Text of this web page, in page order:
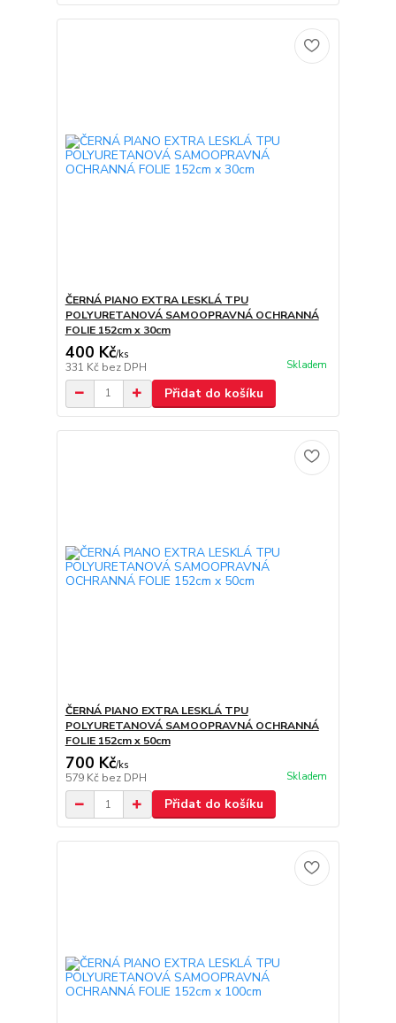
ČERNÁ PIANO EXTRA LESKLÁ TPU
POLYURETANOVÁ SAMOOPRAVNÁ OCHRANNÁ
FOLIE 152cm x 30cm
400 Kč/ks
331 Kč bez DPH Skladem
Přidat do košíku
ČERNÁ PIANO EXTRA LESKLÁ TPU
POLYURETANOVÁ SAMOOPRAVNÁ OCHRANNÁ
FOLIE 152cm x 50cm
700 Kč/ks
579 Kč bez DPH Skladem
Přidat do košíku